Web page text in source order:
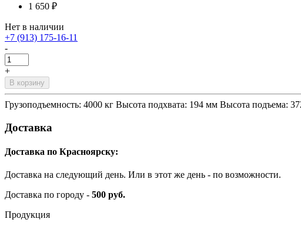
1 650 ₽
Нет в наличии
+7 (913) 175-16-11
-
+
В корзину
Грузоподъемность: 4000 кг Высота подхвата: 194 мм Высота
Доставка
Доставка по Красноярску:
Доставка на следующий день. Или в этот же день - по возможности.
Доставка по городу - 500 руб.
Продукция